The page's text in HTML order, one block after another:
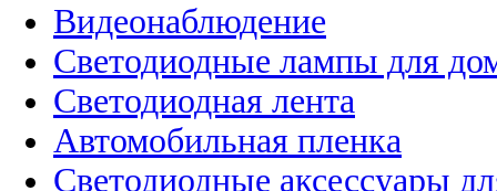
Видеонаблюдение
Светодиодные лампы для
Светодиодная лента
Автомобильная пленка
Светодиодные аксессуары